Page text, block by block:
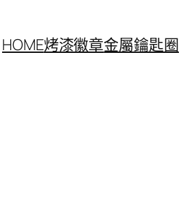
HOME烤漆徽章金屬鑰匙圈